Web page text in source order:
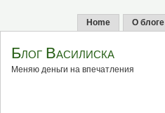
Home О блоге
Блог Василиска
Меняю деньги на впечатления